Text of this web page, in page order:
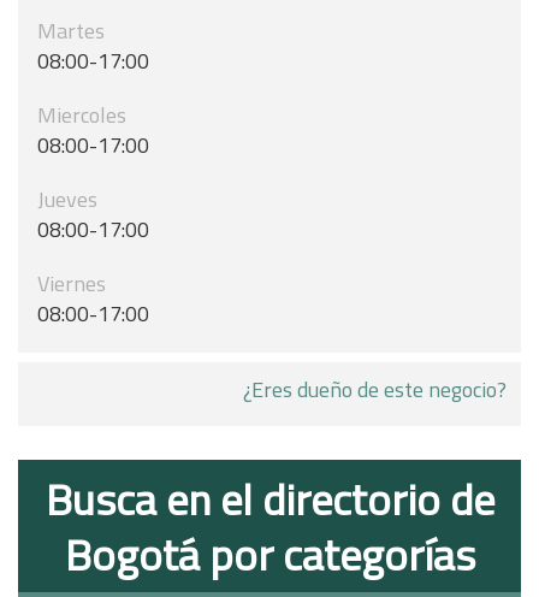
Martes
08:00-17:00
Miercoles
08:00-17:00
Jueves
08:00-17:00
Viernes
08:00-17:00
¿Eres dueño de este negocio?
Busca en el directorio de
Bogotá por categorías